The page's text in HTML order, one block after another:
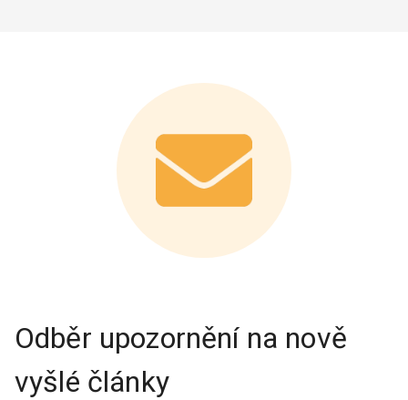
Odběr upozornění na nově
vyšlé články